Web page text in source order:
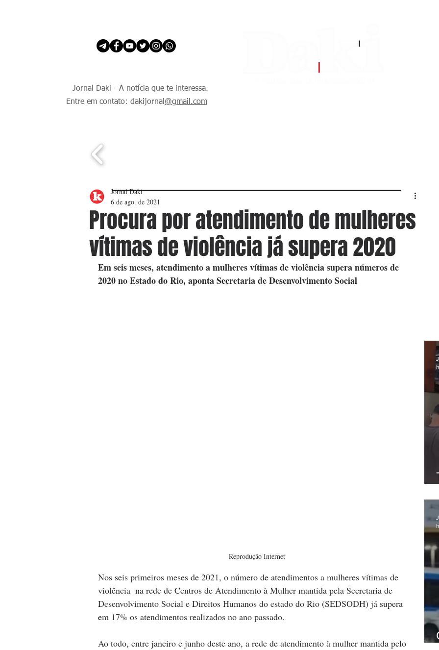
Jornal Daki - A notícia que te interessa.
Entre em contato: dakijornal @gmail.com
Procura por atendimento de mulheres
vítimas de violência já supera 2020
Jornal Daki
6 de ago. de 2021
Em seis meses, atendimento a mulheres vítimas de violência supera números de
2020 no Estado do Rio, aponta Secretaria de Desenvolvimento Social
Reprodução Internet
Nos seis primeiros meses de 2021, o número de atendimentos a mulheres vítimas de
violência  na rede de Centros de Atendimento à Mulher mantida pela Secretaria de
Desenvolvimento Social e Direitos Humanos do estado do Rio (SEDSODH) já supera
em 17% os atendimentos realizados no ano passado.
Ao todo, entre janeiro e junho deste ano, a rede de atendimento à mulher mantida pelo